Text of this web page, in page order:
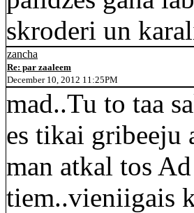
skroderi un
zancha
Re: par zaaleem
December 10, 2012 11:25PM
mad..Tu to taa
es tikai gribeeju
man atkal tos
tiem..vieniigais